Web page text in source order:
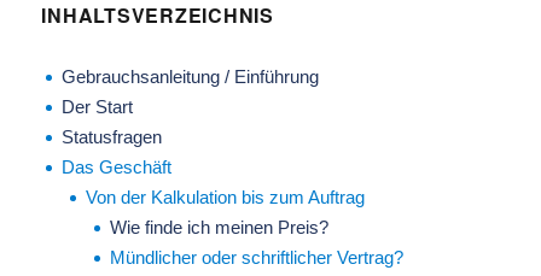
INHALTSVERZEICHNIS
Gebrauchsanleitung / Einführung
Der Start
Statusfragen
Das Geschäft
Von der Kalkulation bis zum Auftrag
Wie finde ich meinen Preis?
Mündlicher oder schriftlicher Vertrag?